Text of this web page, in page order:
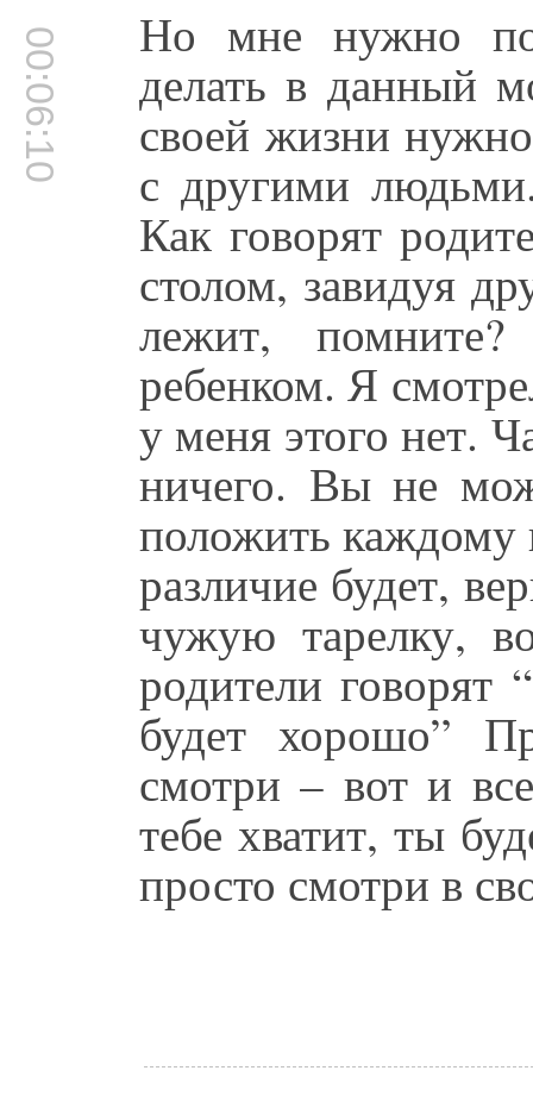
00:06:10 Но мне нужно
делать в данный
своей жизни
с другими
Как говорят
столом, завидуя
лежит,
ребенком. Я
у меня этого нет.
ничего. Вы не
положить каждому
различие будет,
чужую тарелку,
родители говорят
будет хорошо”
смотри – вот и
тебе хватит, ты
просто смотри в